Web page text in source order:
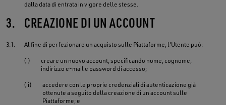
dalla data di entrata in vigore delle stesse.
3. CREAZIONE DI UN ACCOUNT
3.1. Al fine di perfezionare un acquisto sulle Piattaforme, l'Utente può:
(i)
creare un nuovo account, specificando nome, cognome,
indirizzo e-mail e password di accesso;
(ii)
accedere con le proprie credenziali di autenticazione già
ottenute a seguito della creazione di un account sulle
Piattaforme; e